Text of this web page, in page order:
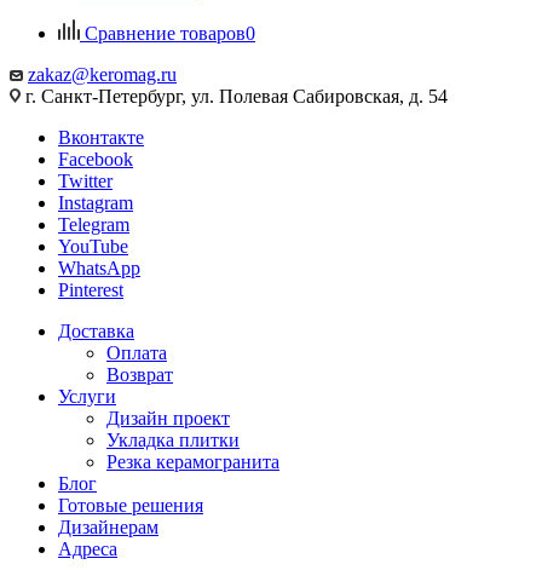
Сравнение товаров0
zakaz@keromag.ru
г. Санкт-Петербург, ул. Полевая Сабировская, д. 54
Вконтакте
Facebook
Twitter
Instagram
Telegram
YouTube
WhatsApp
Pinterest
Доставка
Оплата
Возврат
Услуги
Дизайн проект
Укладка плитки
Резка керамогранита
Блог
Готовые решения
Дизайнерам
Адреса